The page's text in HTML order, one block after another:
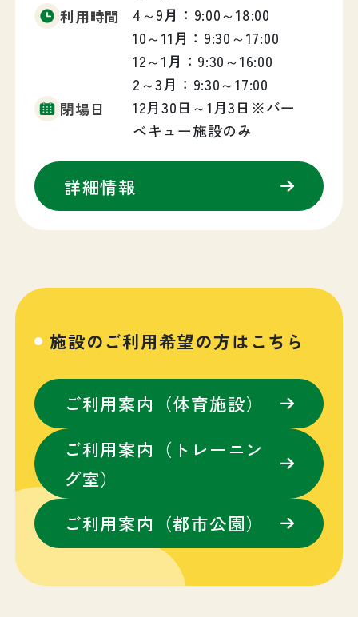
利用時間
4～9月：9:00～18:00
10～11月：9:30～17:00
12～1月：9:30～16:00
2～3月：9:30～17:00
閉場日
12月30日～1月3日※バー
ベキュー施設のみ
詳細情報
施設のご利用希望の方はこちら
ご利用案内（体育施設）
ご利用案内（トレーニン
グ室）
ご利用案内（都市公園）